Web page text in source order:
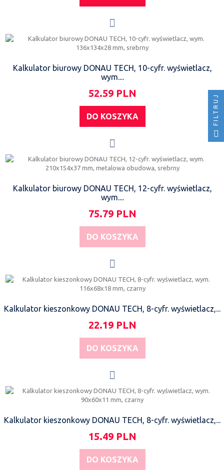
Kalkulator biurowy DONAU TECH, 10-cyfr. wyświetlacz,
wym....
52.59 PLN
DO KOSZYKA
Kalkulator biurowy DONAU TECH, 12-cyfr. wyświetlacz,
wym....
75.79 PLN
DO KOSZYKA
Kalkulator kieszonkowy DONAU TECH, 8-cyfr. wyświetlacz,...
22.19 PLN
DO KOSZYKA
Kalkulator kieszonkowy DONAU TECH, 8-cyfr. wyświetlacz,...
15.49 PLN
DO KOSZYKA
FILTRUJ